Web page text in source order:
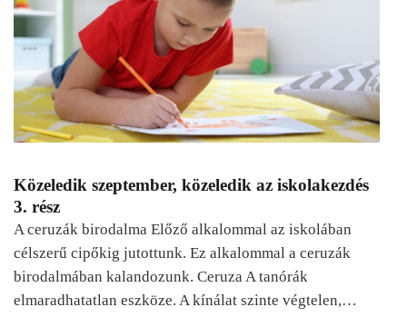
Közeledik szeptember, közeledik az iskolakezdés
3. rész
A ceruzák birodalma Előző alkalommal az iskolában
célszerű cipőkig jutottunk. Ez alkalommal a ceruzák
birodalmában kalandozunk. Ceruza A tanórák
elmaradhatatlan eszköze. A kínálat szinte végtelen,…